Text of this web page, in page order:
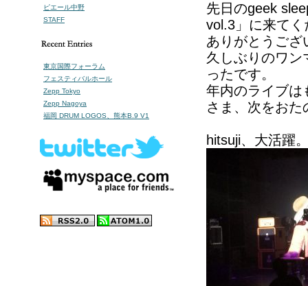
ピエール中野
STAFF
東京国際フォーラム
フェスティバルホール
Zepp Tokyo
Zepp Nagoya
福岡 DRUM LOGOS、熊本B.9 V1
先日のgeek
vol.3」に来て
ありがとうござ
久しぶりのワン
ったです。
年内のライブは
さま、次をおた
hitsuji、大活躍